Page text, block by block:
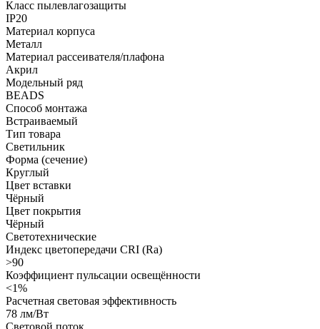
Класс пылевлагозащиты
IP20
Материал корпуса
Металл
Материал рассеивателя/плафона
Акрил
Модельный ряд
BEADS
Способ монтажа
Встраиваемый
Тип товара
Светильник
Форма (сечение)
Круглый
Цвет вставки
Чёрный
Цвет покрытия
Чёрный
Светотехнические
Индекс цветопередачи CRI (Ra)
>90
Коэффициент пульсации освещённости
<1%
Расчетная световая эффективность
78 лм/Вт
Световой поток